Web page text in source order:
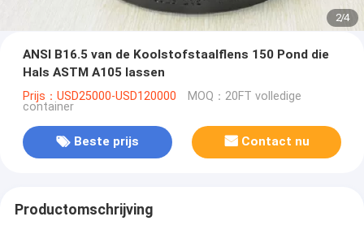
2/4
ANSI B16.5 van de Koolstofstaalflens 150 Pond die
Hals ASTM A105 lassen
Prijs：USD25000-USD120000 MOQ：20FT volledige
container
Beste prijs Contact nu
Productomschrijving